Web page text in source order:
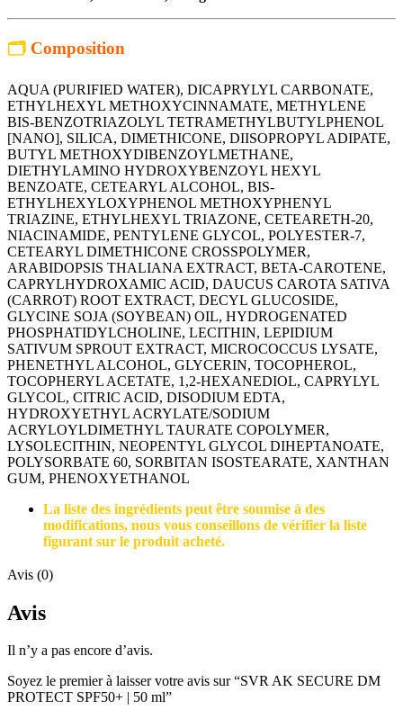
🗂 Composition
AQUA (PURIFIED WATER), DICAPRYLYL CARBONATE,
ETHYLHEXYL METHOXYCINNAMATE, METHYLENE
BIS-BENZOTRIAZOLYL TETRAMETHYLBUTYLPHENOL
[NANO], SILICA, DIMETHICONE, DIISOPROPYL ADIPATE,
BUTYL METHOXYDIBENZOYLMETHANE,
DIETHYLAMINO HYDROXYBENZOYL HEXYL
BENZOATE, CETEARYL ALCOHOL, BIS-
ETHYLHEXYLOXYPHENOL METHOXYPHENYL
TRIAZINE, ETHYLHEXYL TRIAZONE, CETEARETH-20,
NIACINAMIDE, PENTYLENE GLYCOL, POLYESTER-7,
CETEARYL DIMETHICONE CROSSPOLYMER,
ARABIDOPSIS THALIANA EXTRACT, BETA-CAROTENE,
CAPRYLHYDROXAMIC ACID, DAUCUS CAROTA SATIVA
(CARROT) ROOT EXTRACT, DECYL GLUCOSIDE,
GLYCINE SOJA (SOYBEAN) OIL, HYDROGENATED
PHOSPHATIDYLCHOLINE, LECITHIN, LEPIDIUM
SATIVUM SPROUT EXTRACT, MICROCOCCUS LYSATE,
PHENETHYL ALCOHOL, GLYCERIN, TOCOPHEROL,
TOCOPHERYL ACETATE, 1,2-HEXANEDIOL, CAPRYLYL
GLYCOL, CITRIC ACID, DISODIUM EDTA,
HYDROXYETHYL ACRYLATE/SODIUM
ACRYLOYLDIMETHYL TAURATE COPOLYMER,
LYSOLECITHIN, NEOPENTYL GLYCOL DIHEPTANOATE,
POLYSORBATE 60, SORBITAN ISOSTEARATE, XANTHAN
GUM, PHENOXYETHANOL
La liste des ingrédients peut être soumise à des
modifications, nous vous conseillons de vérifier la liste
figurant sur le produit acheté.
Avis (0)
Avis
Il n’y a pas encore d’avis.
Soyez le premier à laisser votre avis sur “SVR AK SECURE DM
PROTECT SPF50+ | 50 ml”